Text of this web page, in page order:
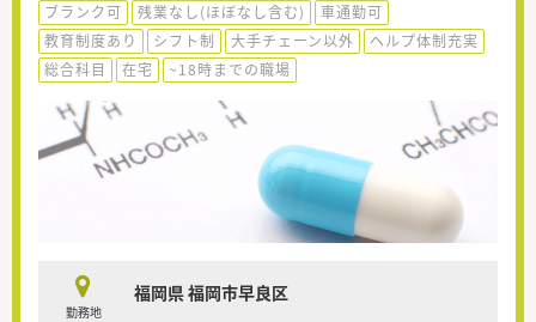
ブランク可 残業なし(ほぼなし含む)
車通勤可
教育制度あり
シフト制 大手チェーン以外
ヘルプ体制充実
総合科目
在宅 ~18時までの職場
勤務地
福岡県 福岡市早良区